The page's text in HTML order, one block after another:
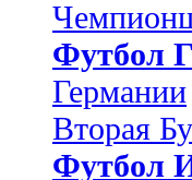
Футбол
Германии
Вторая
Футбол